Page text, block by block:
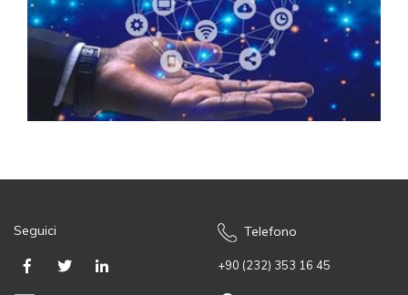
Seguici Telefono
+90 (232) 353 16 45